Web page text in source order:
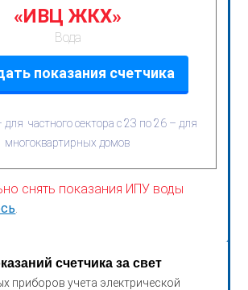
«ИВЦ ЖКХ»
Вода
показания счетчика
частного сектора с 23 по 26 – для
многоквартирных домов
снять показания ИПУ воды
счетчика за свет
приборов учета электрической